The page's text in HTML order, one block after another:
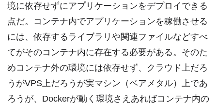
境に依存せずにアプリケーションをデプロイできる
点だ。コンテナ内でアプリケーションを稼働させる
には、依存するライブラリや関連ファイルなどすべ
てがそのコンテナ内に存在する必要がある。そのた
めコンテナ外の環境には依存せず、クラウド上だろ
うがVPS上だろうが実マシン（ベアメタル）上であ
ろうが、Dockerが動く環境さえあればコンテナ内の